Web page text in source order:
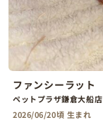
ファンシーラット
ペットプラザ鎌倉大船店
2026/06/20頃 生まれ